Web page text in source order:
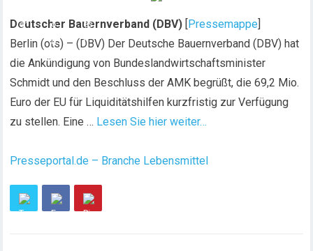
Deutscher Bauernverband (DBV) [Pressemappe]
Berlin (ots) – (DBV) Der Deutsche Bauernverband (DBV) hat
die Ankündigung von Bundeslandwirtschaftsminister
Schmidt und den Beschluss der AMK begrüßt, die 69,2 Mio.
Euro der EU für Liquiditätshilfen kurzfristig zur Verfügung
zu stellen. Eine … Lesen Sie hier weiter…
Presseportal.de – Branche Lebensmittel